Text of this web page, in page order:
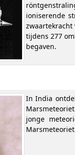
ioniserende
tijdens 277
begaven.
In India
jonge